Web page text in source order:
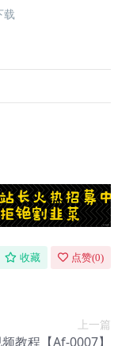
载
收藏 点赞(0)
上一篇
教程【Af-0007】